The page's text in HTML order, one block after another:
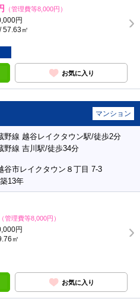
（管理費等8,000円）
円
57.63㎡
お気に入り
マンション
野線 越谷レイクタウン駅/徒歩2分
野線 吉川駅/徒歩34分
谷市レイクタウン８丁目 7-3
13年
（管理費等8,000円）
円
㎡
お気に入り